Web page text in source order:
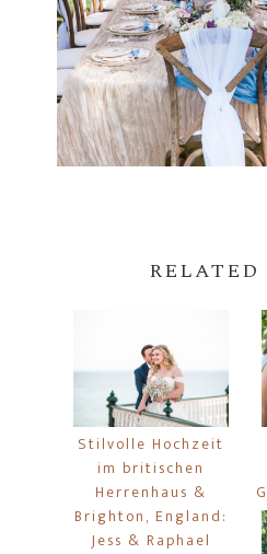
RELATED
Stilvolle Hochzeit
im britischen
Herrenhaus &
Brighton, England:
Jess & Raphael